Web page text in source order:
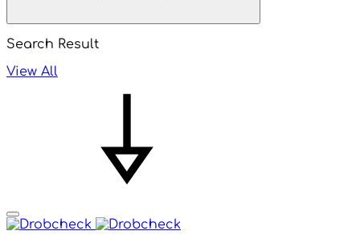
Search Result
View All